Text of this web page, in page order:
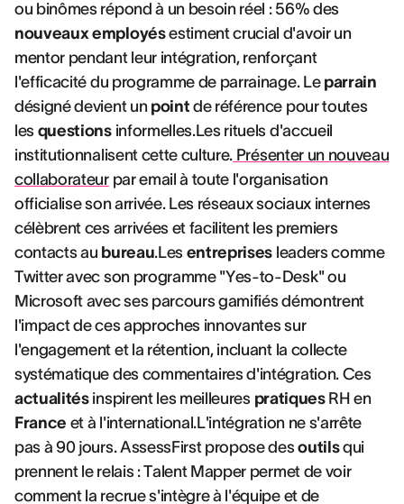
ou binômes répond à un besoin réel : 56% des
nouveaux employésestiment crucial d'avoir un
mentor pendant leur intégration, renforçant
l'efficacité du programme de parrainage. Le parrain
désigné devient un point de référence pour toutes
les questionsinformelles.Les rituels d'accueil
institutionnalisent cette culture. Présenter un nouveau
collaborateurpar email à toute l'organisation
officialise son arrivée. Les réseaux sociaux internes
célèbrent ces arrivées et facilitent les premiers
contacts au bureau.Les entreprises leaders comme
Twitter avec son programme "Yes-to-Desk" ou
Microsoft avec ses parcours gamifiés démontrent
l'impact de ces approches innovantes sur
l'engagement et la rétention, incluant la collecte
systématique des commentaires d'intégration. Ces
actualitésinspirent les meilleures pratiquesRH en
France et à l'international.L'intégration ne s'arrête
pas à 90 jours. AssessFirst propose desoutilsqui
prennent le relais : Talent Mapper permet de voir
comment la recrue s'intègre à l'équipe et de